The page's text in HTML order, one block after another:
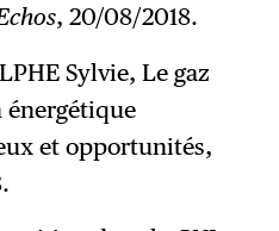
, 20/08/2018.
Sylvie, Le gaz
et opportunités,